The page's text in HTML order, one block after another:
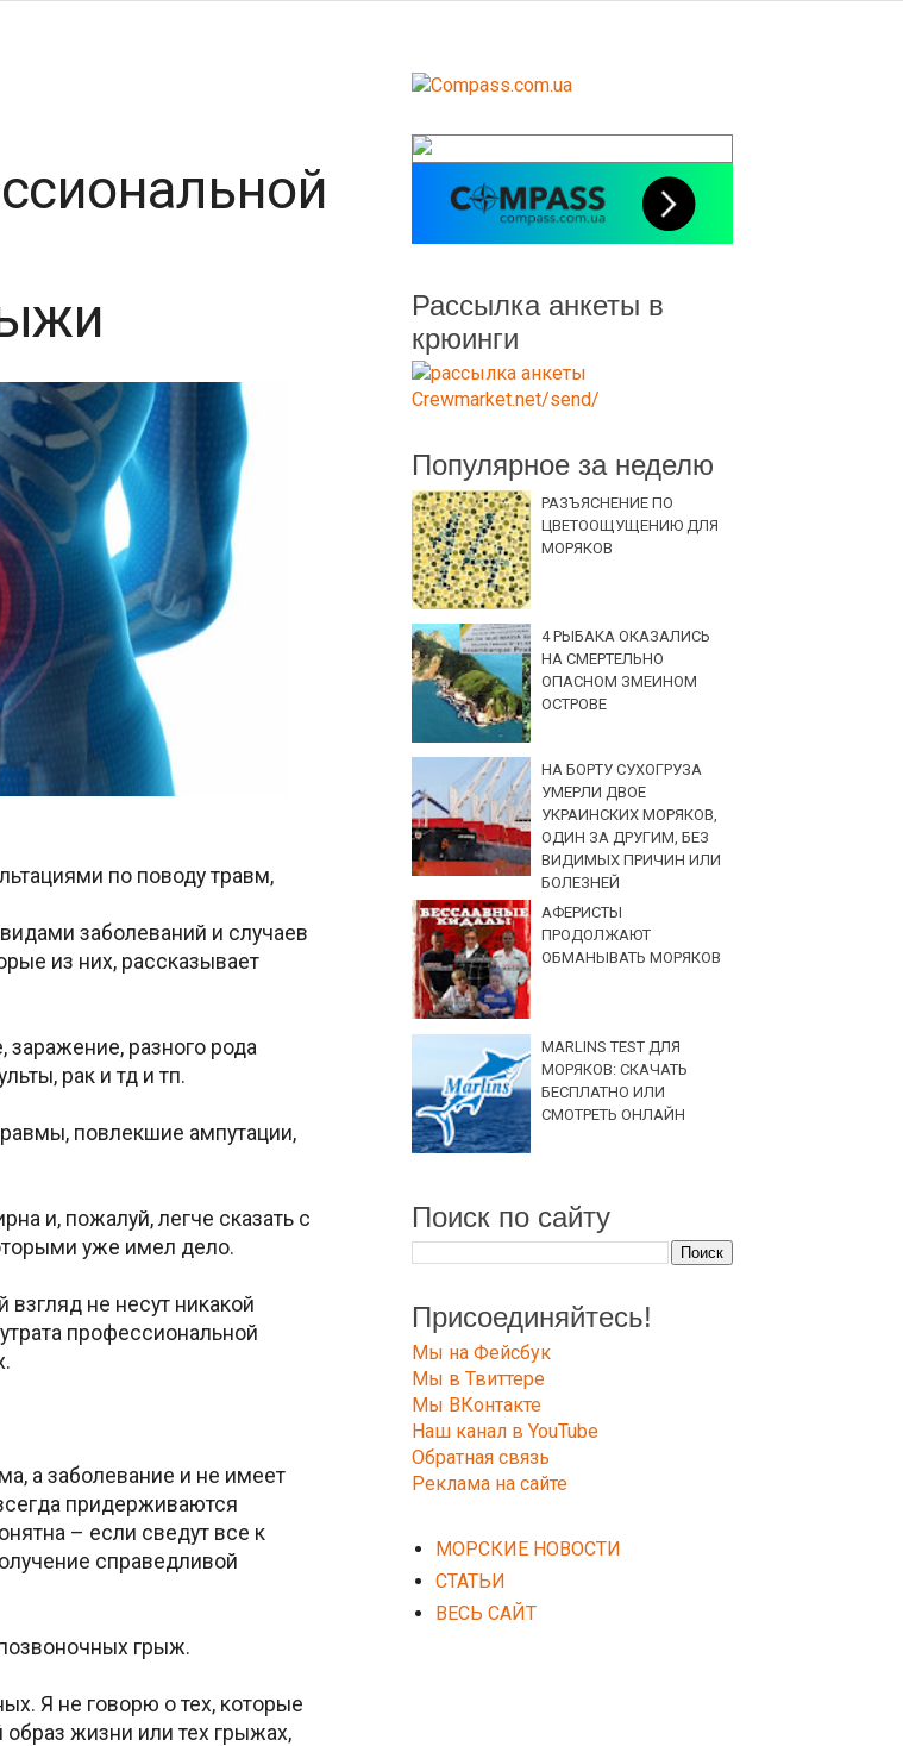
по поводу травм,
заболеваний и случаев
из них, рассказывает
разного рода
рак и тд и тп.
повлекшие ампутации,
и, пожалуй, легче сказать с
уже имел дело.
не несут никакой
профессиональной
а заболевание и не имеет
придерживаются
– если сведут все к
справедливой
грыж.
Я не говорю о тех, которые
жизни или тех грыжах,
Рассылка анкеты в
крюинги
Популярное за неделю
РАЗЪЯСНЕНИЕ ПО
ЦВЕТООЩУЩЕНИЮ ДЛЯ
МОРЯКОВ
4 РЫБАКА ОКАЗАЛИСЬ
НА СМЕРТЕЛЬНО
ОПАСНОМ ЗМЕИНОМ
ОСТРОВЕ
НА БОРТУ СУХОГРУЗА
УМЕРЛИ ДВОЕ
УКРАИНСКИХ МОРЯКОВ,
ОДИН ЗА ДРУГИМ, БЕЗ
ВИДИМЫХ ПРИЧИН ИЛИ
БОЛЕЗНЕЙ
АФЕРИСТЫ
ПРОДОЛЖАЮТ
ОБМАНЫВАТЬ МОРЯКОВ
MARLINS TEST ДЛЯ
МОРЯКОВ: СКАЧАТЬ
БЕСПЛАТНО ИЛИ
СМОТРЕТЬ ОНЛАЙН
Поиск по сайту
Присоединяйтесь!
Мы на Фейсбук
Мы в Твиттере
Мы ВКонтакте
Наш канал в YouTube
Обратная связь
Реклама на сайте
МОРСКИЕ НОВОСТИ
СТАТЬИ
ВЕСЬ САЙТ